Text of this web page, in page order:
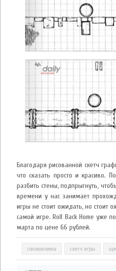
Благодаря рисованной скетч
что сказать просто и красиво.
разбить стены, подпрыгнуть,
времени у нас занимает
игры не стоит ожидать, но стоит
самой игре. Roll Back Home уже
марта по цене 66 рублей.
головоломка скетч игры